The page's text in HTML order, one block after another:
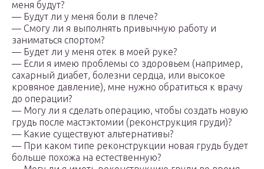
меня будут?
— Будут ли у меня боли в плече?
— Смогу ли я выполнять привычную работу и
заниматься спортом?
— Будет ли у меня отек в моей руке?
— Если я имею проблемы со здоровьем (например,
сахарный диабет, болезни сердца, или высокое
кровяное давление), мне нужно обратиться к врачу
до операции?
— Могу ли я сделать операцию, чтобы создать новую
грудь после мастэктомии (реконструкция груди)?
— Какие существуют альтернативы?
— При каком типе реконструкции новая грудь будет
больше похожа на естественную?